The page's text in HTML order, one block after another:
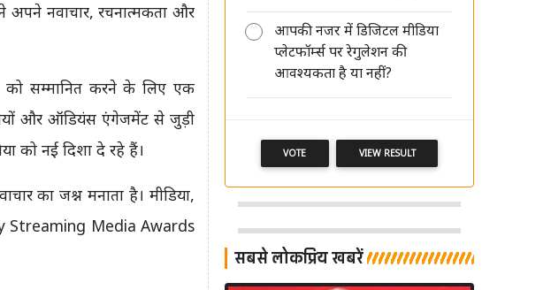
नवाचार, रचनात्मकता और
को सम्मानित करने के लिए एक
और ऑडियंस एंगेजमेंट से जुड़ी
को नई दिशा दे रहे हैं।
का जश्न मनाता है। मीडिया,
Streaming Media Awards
ऑपरेशन सिंदूर जैसी कवरेज से मीडिया
साख को नुकसान, खबरों पर स्टैंड जरूरी:
विनोद अग्निहोत्री
आपकी नजर में डिजिटल मीडिया
प्लेटफॉर्म्स पर रेगुलेशन की
आवश्यकता है या नहीं?
VOTE VIEW RESULT
सबसे लोकप्रिय खबरें